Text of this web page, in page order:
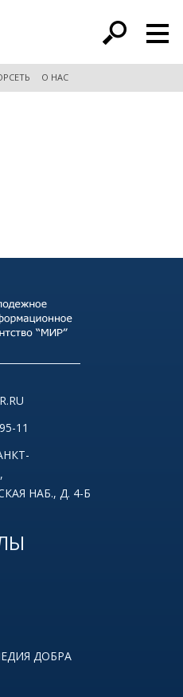
поиск
О НАС
11
НАБ., Д. 4-Б
ДОБРА